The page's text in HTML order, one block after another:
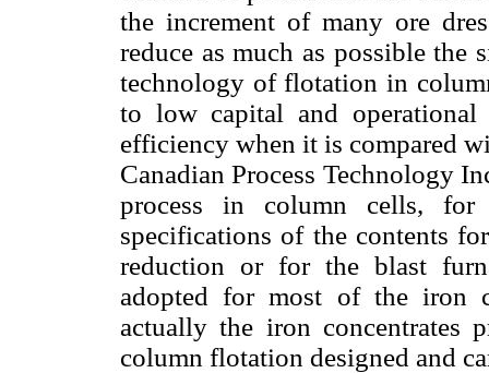
the increment of many ore
reduce as much as possible the
technology of flotation in
to low capital and
efficiency when it is compared
Canadian Process Technology
process in column cells, for
specifications of the contents
reduction or for the blast
adopted for most of the iron
actually the iron concentrates
column flotation designed and